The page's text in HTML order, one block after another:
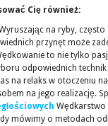
Cię również:
na ryby,
przynęt może
to nie tylko
odpowiednich
na relaks w otoczeniu
na jego realizację.
Wędkarstwo
mówimy o metodach